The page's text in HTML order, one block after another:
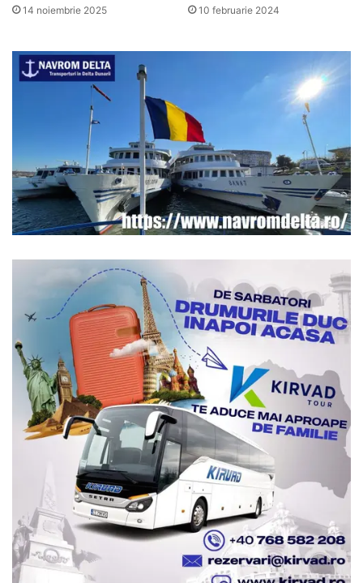
14 noiembrie 2025 10 februarie 2024